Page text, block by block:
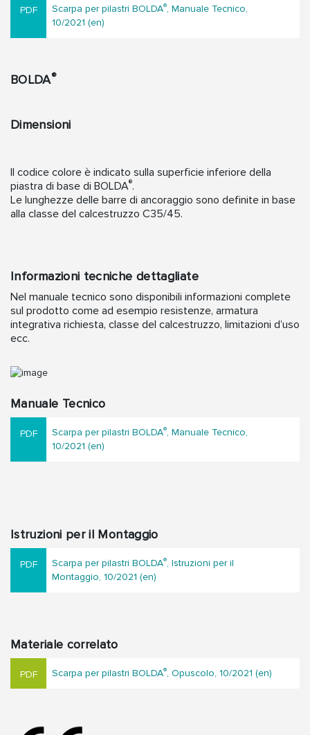
Scarpa per pilastri BOLDA®, Manuale Tecnico,
10/2021 (en)
BOLDA®
Dimensioni
Il codice colore è indicato sulla superficie inferiore della
piastra di base di BOLDA®.
Le lunghezze delle barre di ancoraggio sono definite in base
alla classe del calcestruzzo C35/45.
Informazioni tecniche dettagliate
Nel manuale tecnico sono disponibili informazioni complete
sul prodotto come ad esempio resistenze, armatura
integrativa richiesta, classe del calcestruzzo, limitazioni d’uso
ecc.
Manuale Tecnico
Scarpa per pilastri BOLDA®, Manuale Tecnico,
10/2021 (en)
Istruzioni per il Montaggio
Scarpa per pilastri BOLDA®, Istruzioni per il
Montaggio, 10/2021 (en)
Materiale correlato
Scarpa per pilastri BOLDA®, Opuscolo, 10/2021 (en)